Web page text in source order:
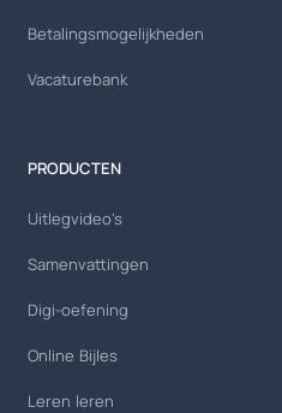
Betalingsmogelijkheden
Vacaturebank
PRODUCTEN
Uitlegvideo's
Samenvattingen
Digi-oefening
Online Bijles
Leren leren